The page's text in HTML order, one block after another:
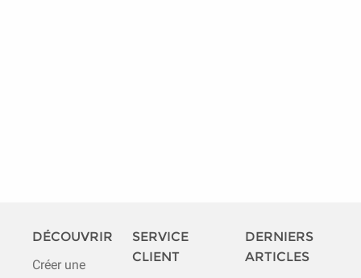
DÉCOUVRIR
Créer une
SERVICE
CLIENT
DERNIERS
ARTICLES